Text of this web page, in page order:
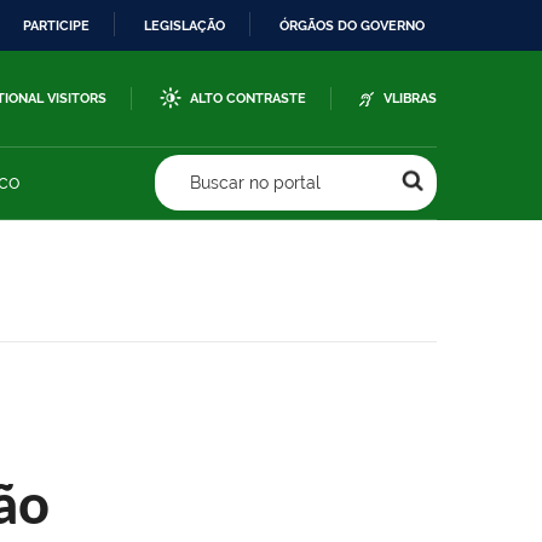
PARTICIPE LEGISLAÇÃO ÓRGÃOS DO GOVERNO
VISITORS ALTO CONTRASTE VLIBRAS
Buscar no portal